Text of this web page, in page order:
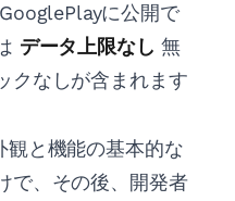
に公開で
データ上限なし 無
クなしが含まれます
観と機能の基本的な
で、その後、開発者